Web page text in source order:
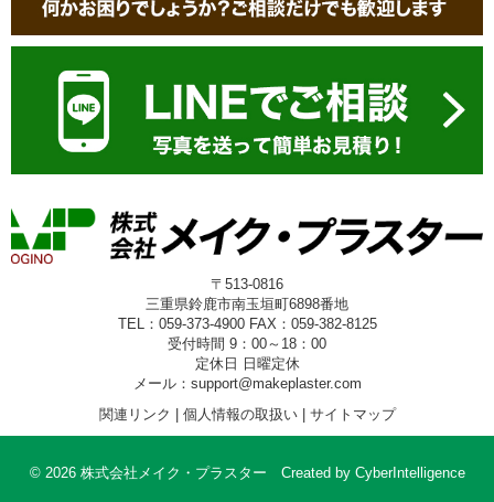
〒513-0816
三重県鈴鹿市南玉垣町6898番地
TEL：059-373-4900 FAX：059-382-8125
受付時間 9：00～18：00
定休日 日曜定休
メール：support@makeplaster.com
関連リンク
個人情報の取扱い| サイトマップ
© 2026 株式会社メイク・プラスター Created by CyberIntelligence